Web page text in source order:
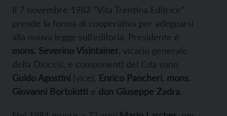
Il 7 novembre 1982 “Vita Trentina Editrice”
prende la forma di cooperativa per adeguarsi
alla nuova legge sull’editoria. Presidente è
mons. Severino Visintainer , vicario generale
della Diocesi, e componenti del Cda sono
Guido Agostini (vice), Enrico Pancheri mons.
Giovanni Bortolotti e don Giuseppe Zadra.